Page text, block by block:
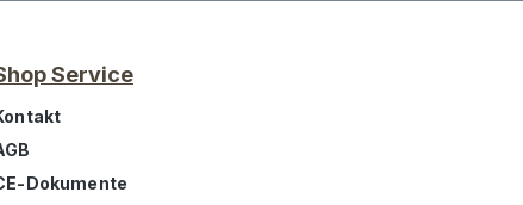
Service
Dokumente